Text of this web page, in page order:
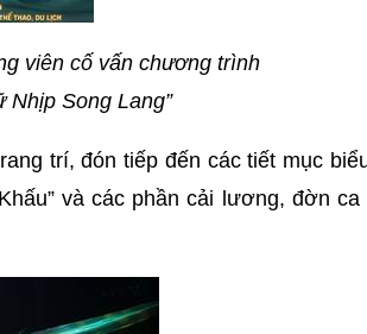
viên cố vấn chương trình
Nhịp Song Lang”
trí, đón tiếp đến các tiết mục
và các phần cải lương, đờn